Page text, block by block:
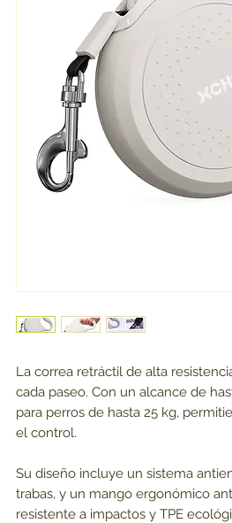
La correa retráctil de alta
cada paseo. Con un alcance de
para perros de hasta 25 kg,
el control.
Su diseño incluye un sistema
trabas, y un mango ergonómico
resistente a impactos y TPE